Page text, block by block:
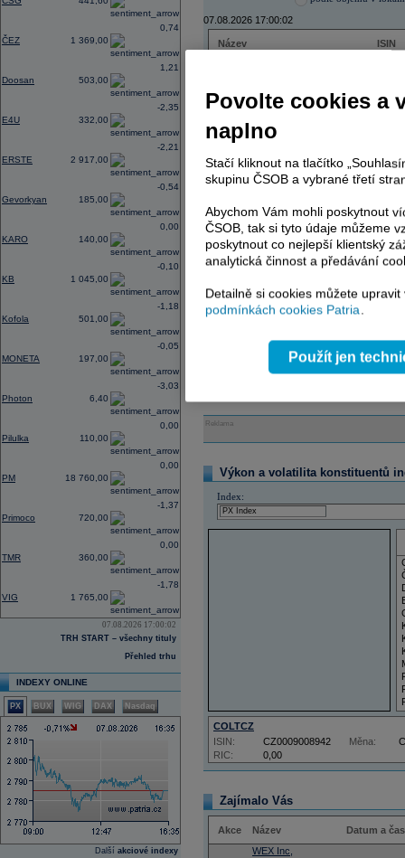
ČEZ 1 369,00
0,74
Doosan 503,00
1,21
E4U 332,00
-2,35
ERSTE 2 917,00
-2,21
Gevorkyan 185,00
-0,54
KARO 140,00
0,00
KB 1 045,00
-0,10
Kofola 501,00
-1,18
MONETA 197,00
-0,05
Photon 6,40
-3,03
Pilulka 110,00
0,00
PM 18 760,00
0,00
Primoco 720,00
-1,37
TMR 360,00
0,00
VIG 1 765,00
-1,78
07.08.2026 17:00:02
TRH START – všechny tituly
Přehled trhu
INDEXY ONLINE
PX BUX WIG DAX Nasdaq
Další akciové indexy
07.08.2026 17:00:02
Název
ISIN
ERSTE BANK
TMR
AD index - vývoj
Region
Reklama
Výkon a volatilita konstituentů
Index:
COLTCZ
RIC: 0,00
ISIN: CZ0009008942 Měna:
Zajímalo Vás
Akce Název Datum a čas
WEX Inc,
Povolte cookies a
naplno
Stačí kliknout na tlačítko
skupinu ČSOB a vybrané třetí
Abychom Vám mohli poskytnout
ČSOB, tak si tyto údaje můžeme
poskytnout co nejlepší klientský
analytická činnost a předávání
Detailně si cookies můžete
podmínkách cookies Patria.
Použít jen